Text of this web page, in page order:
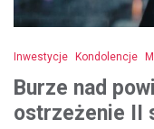
Inwestycje Kondolencje
Burze nad
ostrzeżenie II